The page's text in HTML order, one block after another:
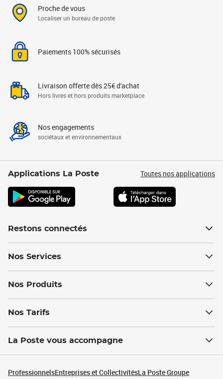
Proche de vous
Localiser un bureau de poste
Paiements 100% sécurisés
Livraison offerte dès 25€ d'achat
Hors livres et hors produits marketplace
Nos engagements
sociétaux et environnementaux
Applications La Poste Toutes nos applications
Restons connectés
Nos Services
Nos Produits
Nos Tarifs
La Poste vous accompagne
ProfessionnelsEntreprises et CollectivitésLa Poste Groupe